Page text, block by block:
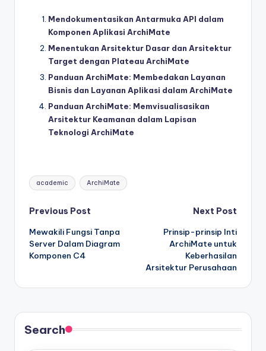
Mendokumentasikan Antarmuka API dalam
Komponen Aplikasi ArchiMate
Menentukan Arsitektur Dasar dan Arsitektur
Target dengan Plateau ArchiMate
Panduan ArchiMate: Membedakan Layanan
Bisnis dan Layanan Aplikasi dalam ArchiMate
Panduan ArchiMate: Memvisualisasikan
Arsitektur Keamanan dalam Lapisan
Teknologi ArchiMate
Tags:
academic ArchiMate
Post
navigation
Previous Post
Mewakili Fungsi Tanpa
Server Dalam Diagram
Komponen C4
Next Post
Prinsip-prinsip Inti
ArchiMate untuk
Keberhasilan
Arsitektur Perusahaan
Search